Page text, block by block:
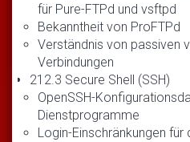
für Pure-FTPd und vsftpd
Bekanntheit von ProFTPd
Verständnis von passiven
Verbindungen
212.3 Secure Shell (SSH)
OpenSSH-
Dienstprogramme
Login-Einschränkungen für